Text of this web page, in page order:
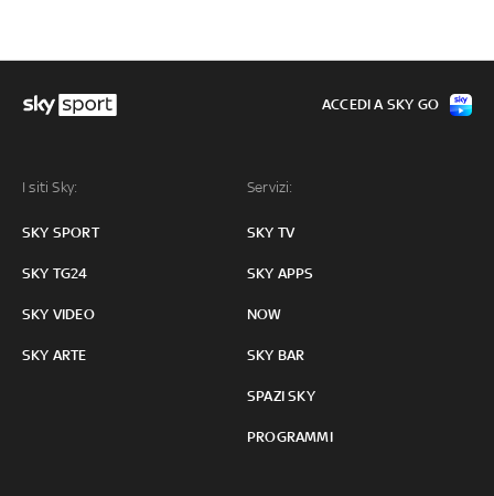
I siti Sky:
SKY SPORT
SKY TG24
SKY VIDEO
SKY ARTE
Servizi:
SKY TV
SKY APPS
NOW
SKY BAR
SPAZI SKY
PROGRAMMI
ACCEDI A SKY GO